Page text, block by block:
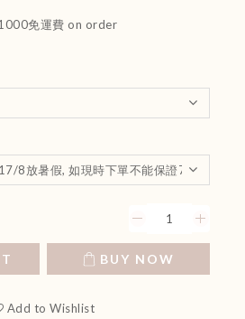
免運費 on order
BUY NOW
Add to Wishlist